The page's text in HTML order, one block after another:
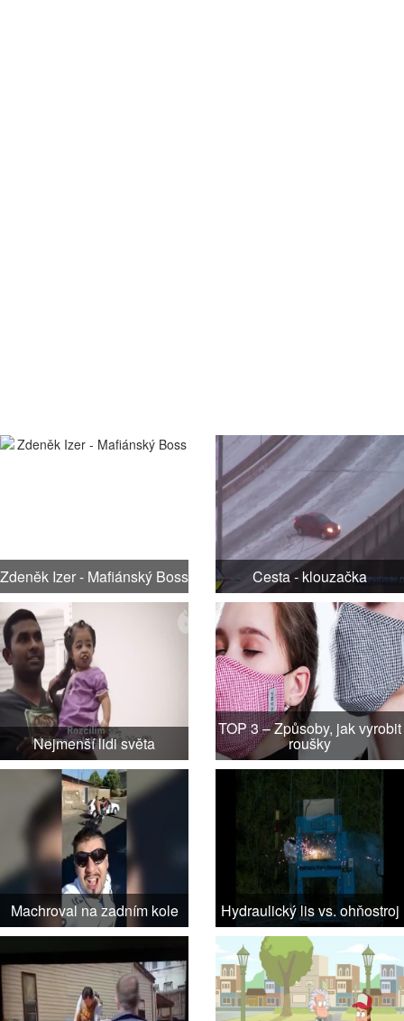
Zdeněk Izer - Mafiánský Boss Cesta - klouzačka
Nejmenší lidi světa
TOP 3 – Způsoby, jak vyrobit
roušky
Machroval na zadním kole Hydraulický lis vs. ohňostroj